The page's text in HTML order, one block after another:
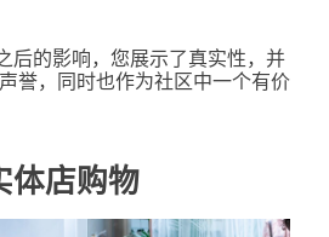
后的影响，您展示了真实性，并
誉，同时也作为社区中一个有价
体店购物